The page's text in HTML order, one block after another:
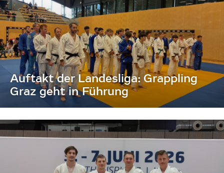
Auftakt der Landesliga: Grappling
Graz geht in Führung